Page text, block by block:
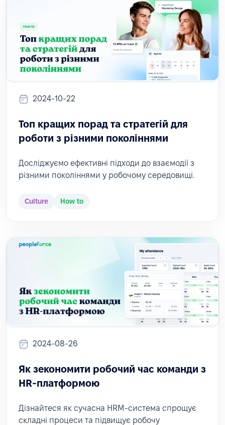
2024-10-22
Топ кращих порад та стратегій для
роботи з різними поколіннями
Досліджуємо ефективні підходи до взаємодії з
різними поколіннями у робочому середовищі.
Culture How to
2024-08-26
Як зекономити робочий час команди з
HR-платформою
Дізнайтеся як сучасна HRM-система спрощує
складні процеси та підвищує робочу